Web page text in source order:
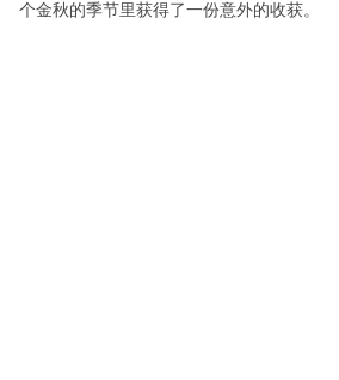
个金秋的季节里获得了一份意外的收获。